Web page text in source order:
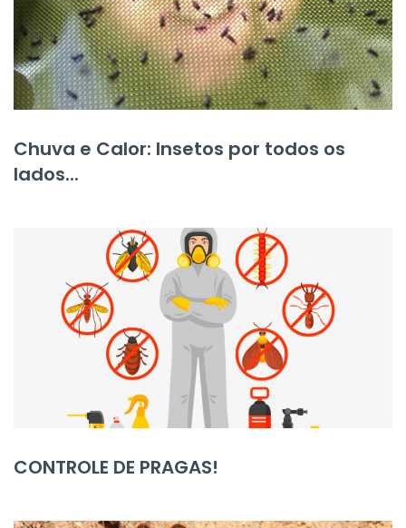
Chuva e Calor: Insetos por todos os
lados...
CONTROLE DE PRAGAS!